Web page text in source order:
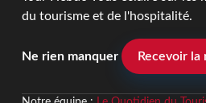
du tourisme et de l'hospitalité.
Ne rien manquer Recevoir